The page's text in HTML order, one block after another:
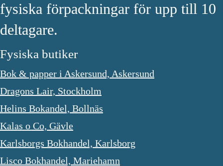
fysiska förpackningar för upp till 10
deltagare.
Fysiska butiker
Bok & papper i Askersund, Askersund
Dragons Lair, Stockholm
Helins Bokandel, Bollnäs
Kalas o Co, Gävle
Karlsborgs Bokhandel, Karlsborg
Lisco Bokhandel, Mariehamn